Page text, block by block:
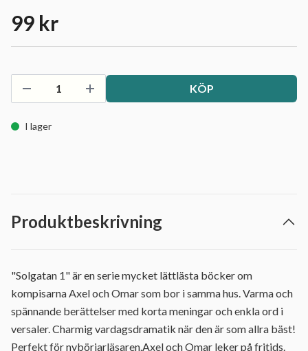
99 kr
KÖP
I lager
Produktbeskrivning
"Solgatan 1" är en serie mycket lättlästa böcker om
kompisarna Axel och Omar som bor i samma hus. Varma och
spännande berättelser med korta meningar och enkla ord i
versaler. Charmig vardagsdramatik när den är som allra bäst!
Perfekt för nybörjarläsaren.Axel och Omar leker på fritids.